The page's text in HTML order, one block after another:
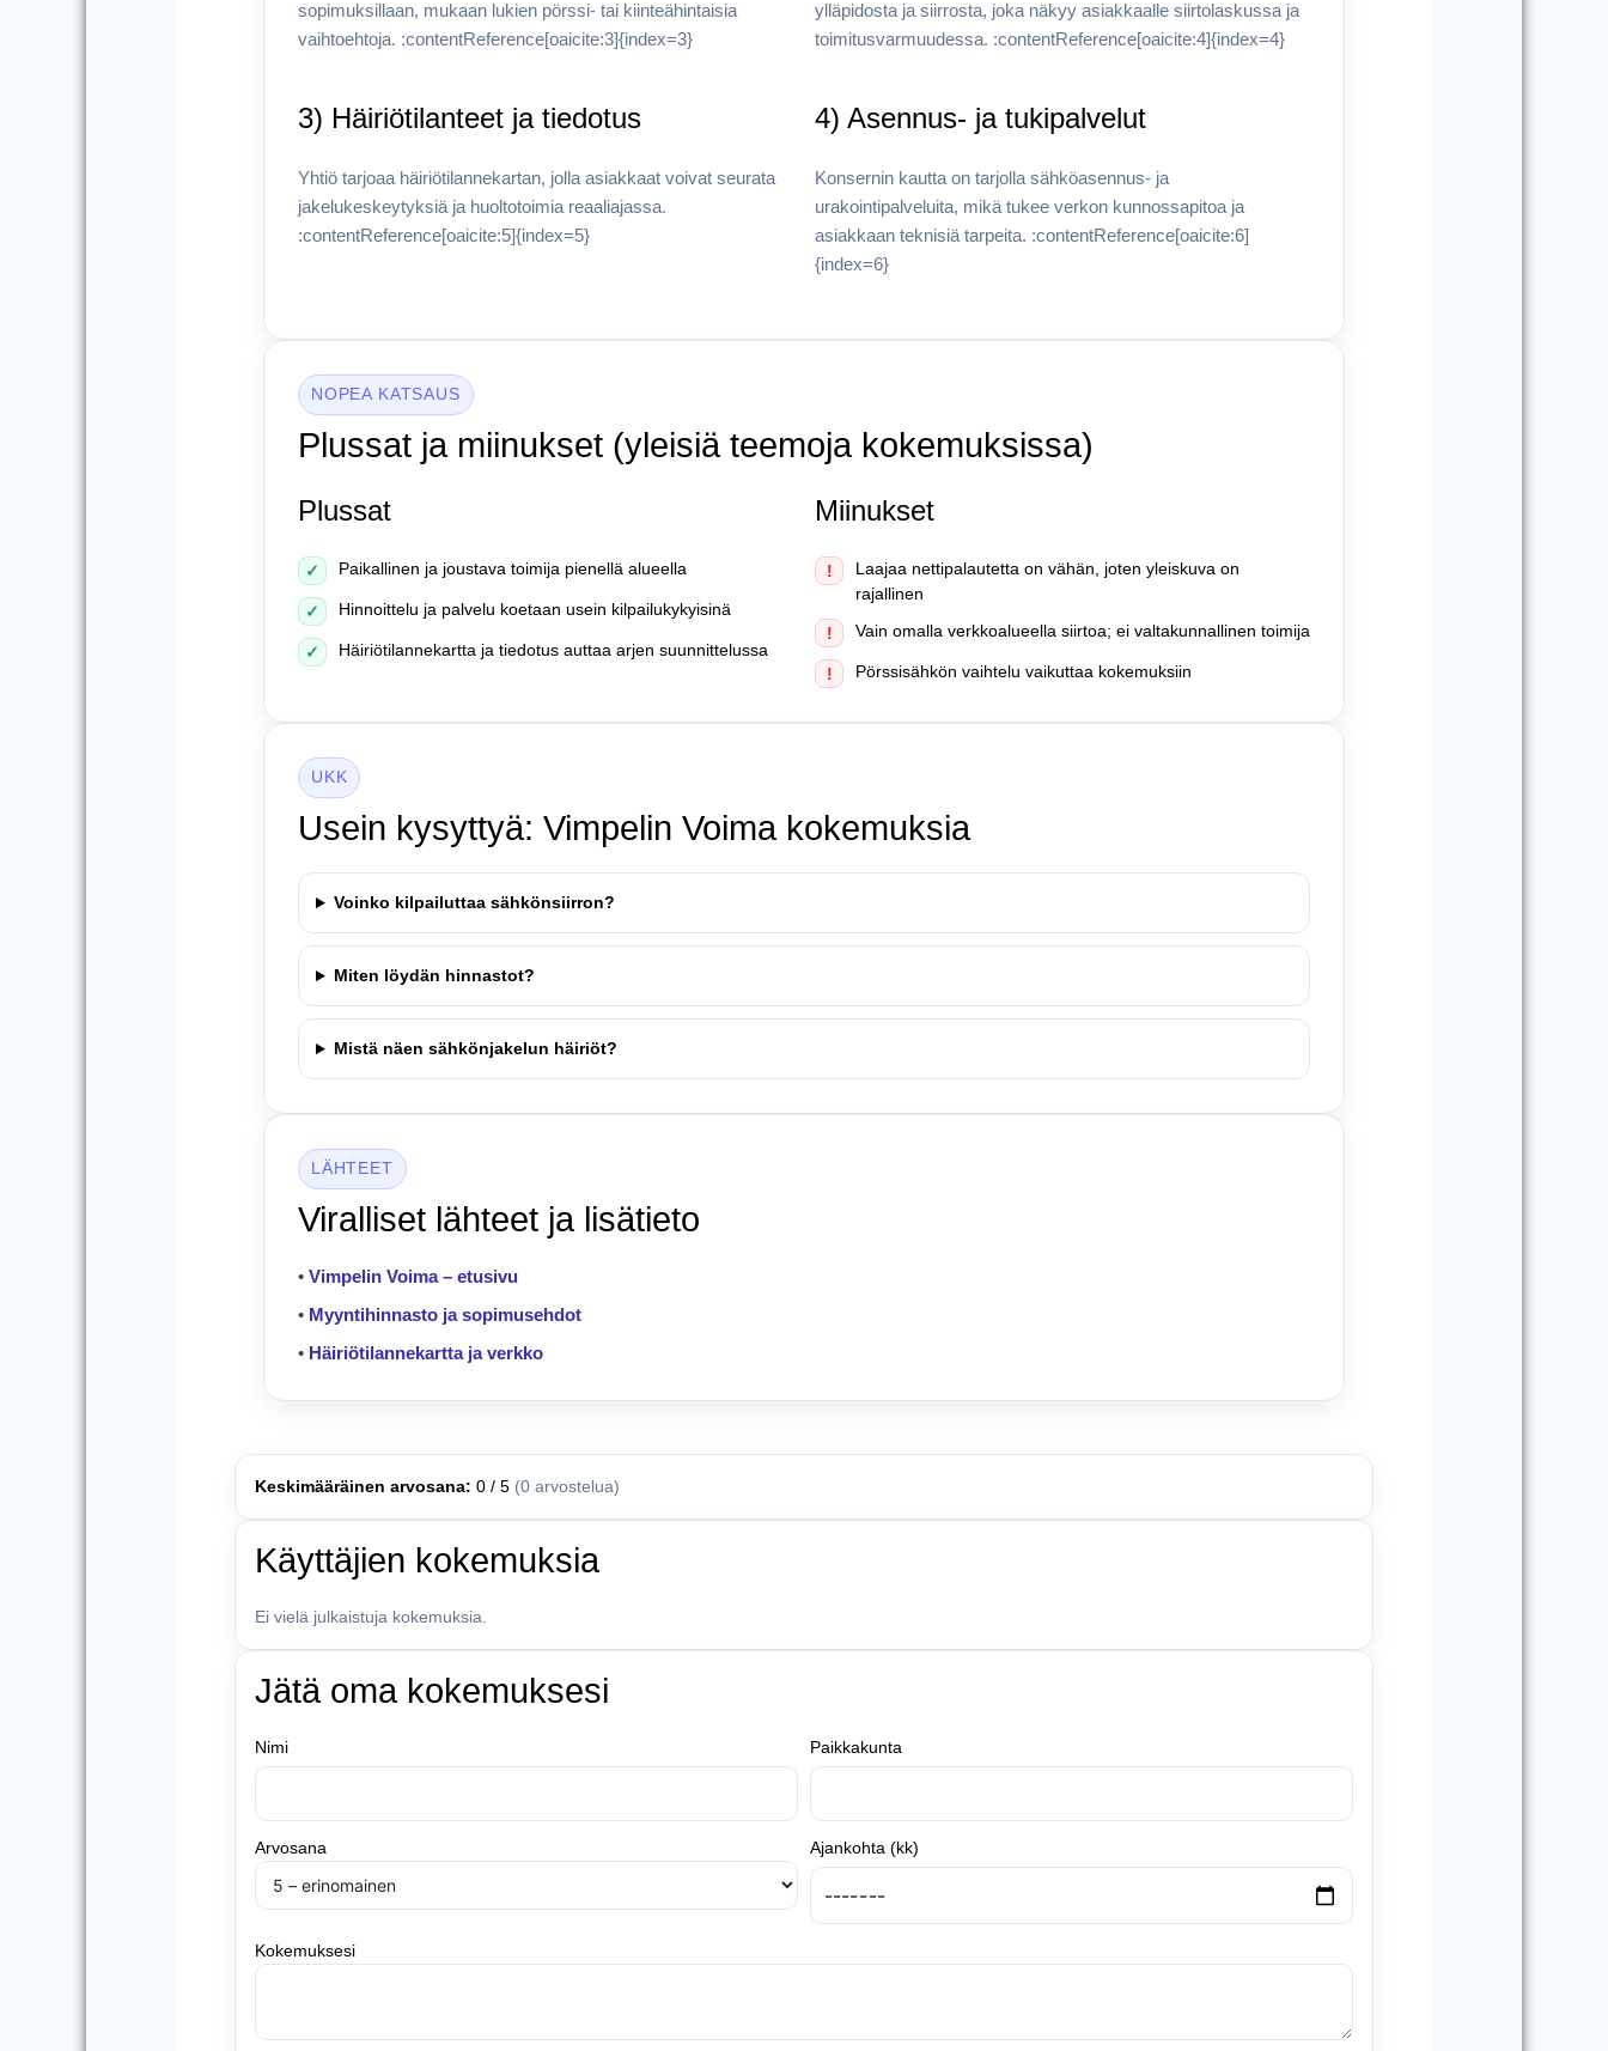
sopimuksillaan, mukaan lukien pörssi- tai kiinteähintaisia
vaihtoehtoja. :contentReference[oaicite:3]{index=3}
ylläpidosta ja siirrosta, joka näkyy asiakkaalle siirtolaskussa ja
toimitusvarmuudessa. :contentReference[oaicite:4]{index=4}
3) Häiriötilanteet ja tiedotus
Yhtiö tarjoaa häiriötilannekartan, jolla asiakkaat voivat seurata
jakelukeskeytyksiä ja huoltotoimia reaaliajassa.
:contentReference[oaicite:5]{index=5}
4) Asennus- ja tukipalvelut
Konsernin kautta on tarjolla sähköasennus- ja
urakointipalveluita, mikä tukee verkon kunnossapitoa ja
asiakkaan teknisiä tarpeita. :contentReference[oaicite:6]
{index=6}
NOPEA KATSAUS
Plussat ja miinukset (yleisiä teemoja kokemuksissa)
Plussat
✓ Paikallinen ja joustava toimija pienellä alueella
✓ Hinnoittelu ja palvelu koetaan usein kilpailukykyisinä
✓ Häiriötilannekartta ja tiedotus auttaa arjen suunnittelussa
Miinukset
!
Laajaa nettipalautetta on vähän, joten yleiskuva on
rajallinen
! Vain omalla verkkoalueella siirtoa; ei valtakunnallinen toimija
! Pörssisähkön vaihtelu vaikuttaa kokemuksiin
UKK
Usein kysyttyä: Vimpelin Voima kokemuksia
Voinko kilpailuttaa sähkönsiirron?
Miten löydän hinnastot?
Mistä näen sähkönjakelun häiriöt?
LÄHTEET
Viralliset lähteet ja lisätieto
• Vimpelin Voima – etusivu
• Myyntihinnasto ja sopimusehdot
• Häiriötilannekartta ja verkko
Keskimääräinen arvosana: 0 / 5 (0 arvostelua)
Käyttäjien kokemuksia
Ei vielä julkaistuja kokemuksia.
Jätä oma kokemuksesi
Nimi Paikkakunta
Arvosana Ajankohta (kk)
Kokemuksesi